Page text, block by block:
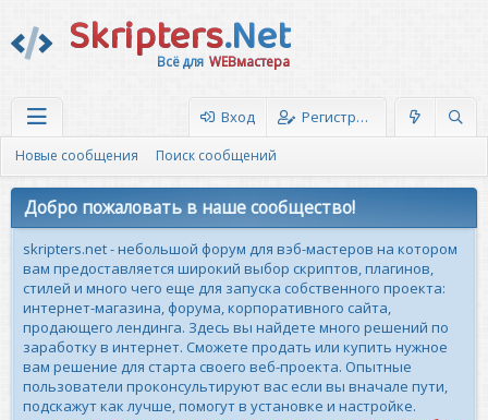
Skripters.Net
Всё для WEBмастера
Вход Регистрация
Новые сообщения Поиск сообщений
Добро пожаловать в наше сообщество!
skripters.net - небольшой форум для вэб-мастеров на котором
вам предоставляется широкий выбор скриптов, плагинов,
стилей и много чего еще для запуска собственного проекта:
интернет-магазина, форума, корпоративного сайта,
продающего лендинга. Здесь вы найдете много решений по
заработку в интернет. Сможете продать или купить нужное
вам решение для старта своего веб-проекта. Опытные
пользователи проконсультируют вас если вы вначале пути,
подскажут как лучше, помогут в установке и настройке.